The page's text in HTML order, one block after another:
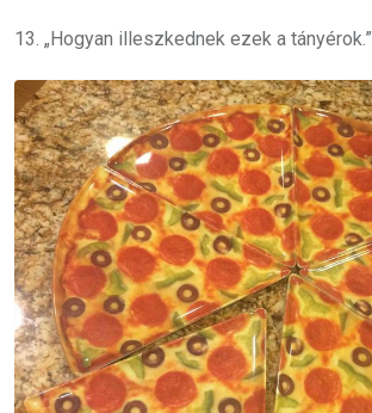
13. „Hogyan illeszkednek ezek a tányérok.”